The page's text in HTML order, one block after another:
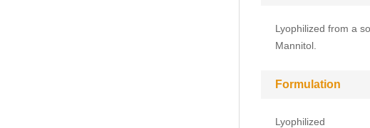
Lyophilized from a
Mannitol.
Formulation
Lyophilized